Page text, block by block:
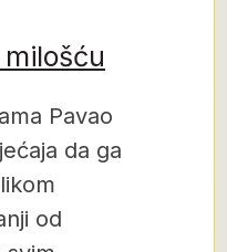
Pavao
da ga
od